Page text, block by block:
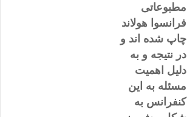
مطبوعاتی
فرانسوا هولاند
چاپ شده اند و
در نتیجه و به
دلیل اهمیت
مسئله به این
کنفرانس به